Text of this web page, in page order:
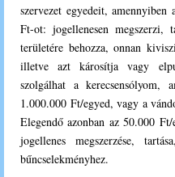
szervezet egyedeit,
Ft-ot: jogellenesen megszerzi,
területére behozza, onnan
illetve azt károsítja vagy
szolgálhat a kerecsensólyom,
1.000.000 Ft/egyed, vagy a
Elegendő azonban az 50.000
jogellenes megszerzése,
bűncselekményhez.